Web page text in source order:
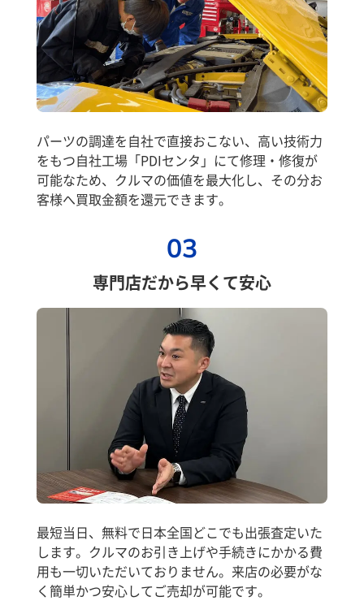
パーツの調達を自社で直接おこない、高い技術力
をもつ自社工場「PDIセンタ」にて修理・修復が
可能なため、クルマの価値を最大化し、その分お
客様へ買取金額を還元できます。
03
専門店だから早くて安心
最短当日、無料で日本全国どこでも出張査定いた
します。クルマのお引き上げや手続きにかかる費
用も一切いただいておりません。来店の必要がな
く簡単かつ安心してご売却が可能です。